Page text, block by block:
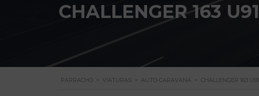
CHALLENGER 163 U91
PARRACHO > VIATURAS > AUTO-CARAVANA > CHALLENGER 163 U91